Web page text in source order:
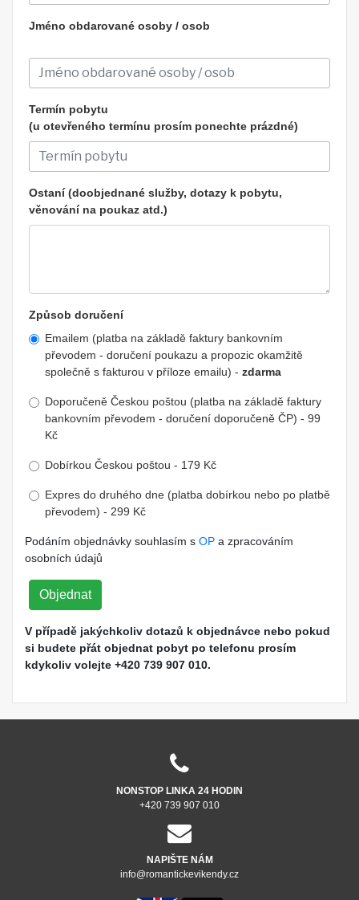
Jméno obdarované osoby / osob
Termín pobytu
(u otevřeného termínu prosím ponechte prázdné)
Ostaní (doobjednané služby, dotazy k pobytu,
věnování na poukaz atd.)
Způsob doručení
Emailem (platba na základě faktury bankovním
převodem - doručení poukazu a propozic okamžitě
společně s fakturou v příloze emailu) - zdarma
Doporučeně Českou poštou (platba na základě faktury
bankovním převodem - doručení doporučeně ČP) - 99
Kč
Dobírkou Českou poštou - 179 Kč
Expres do druhého dne (platba dobírkou nebo po platbě
převodem) - 299 Kč
Podáním objednávky souhlasím s OP a zpracováním
osobních údajů
Objednat
V případě jakýchkoliv dotazů k objednávce nebo pokud
si budete přát objednat pobyt po telefonu prosím
kdykoliv volejte +420 739 907 010.
NONSTOP LINKA 24 HODIN
+420 739 907 010
NAPIŠTE NÁM
info@romantickevikendy.cz